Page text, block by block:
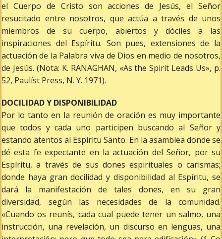
el Cuerpo de Cristo son acciones de Jesús, el Señor
resucitado entre nosotros, que actúa a través de unos
miembros de su cuerpo, abiertos y dóciles a las
inspiraciones del Espíritu. Son pues, extensiones de la
actuación de la Palabra viva de Dios en medio de nosotros,
de Jesús. (Nota: K. RANAGHAN, «As the Spirit Leads Us», p.
52, Paulíst Press, N. Y. 1971).
DOCILIDAD Y DISPONIBILIDAD
Por lo tanto en la reunión de oración es muy importante
que todos y cada uno participen buscando al Señor y
estando atentos al Espíritu Santo. En la asamblea donde se
dé esta fe expectante en la actuación del Señor, por su
Espíritu, a través de sus dones espirituales o carismas;
donde haya gran docilidad y disponibilidad al Espíritu, se
dará la manifestación de tales dones, en su gran
diversidad, según las necesidades de la comunidad.
«Cuando os reunís, cada cual puede tener un salmo, una
instrucción, una revelación, un discurso en lenguas, una